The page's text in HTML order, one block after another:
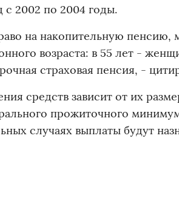
с 2002 по 2004 годы.
на накопительную пенсию,
возраста: в 55 лет -
страховая пенсия, -
средств зависит от их
прожиточного
случаях выплаты будут